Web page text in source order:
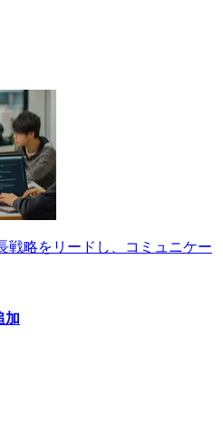
戦略をリードし、コミュニケー
加